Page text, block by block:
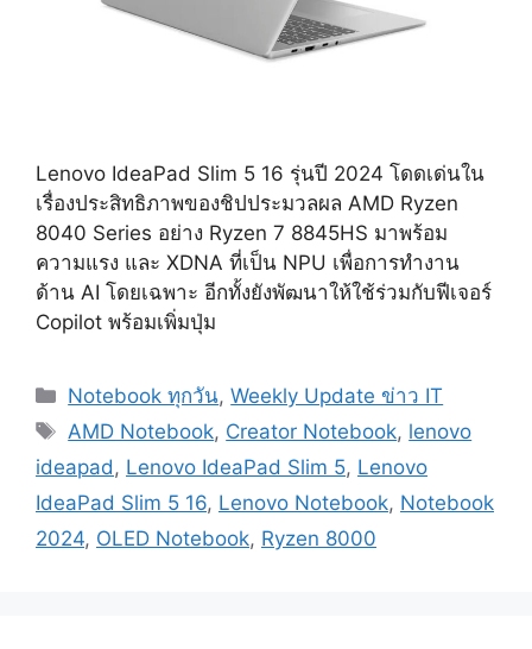
Lenovo IdeaPad Slim 5 16 รุ่นปี 2024 โดดเด่นใน
เรื่องประสิทธิภาพของชิปประมวลผล AMD Ryzen
8040 Series อย่าง Ryzen 7 8845HS มาพร้อม
ความแรง และ XDNA ที่เป็น NPU เพื่อการทำงาน
ด้าน AI โดยเฉพาะ อีกทั้งยังพัฒนาให้ใช้ร่วมกับฟีเจอร์
Copilot พร้อมเพิ่มปุ่ม
Categories
Notebook ทุกวัน,Weekly Update ข่าว IT
Tags
AMD Notebook, Creator Notebook, lenovo
ideapad , Lenovo IdeaPad Slim 5, Lenovo
IdeaPad Slim 5 16, Lenovo Notebook, Notebook
2024, OLED Notebook, Ryzen 8000